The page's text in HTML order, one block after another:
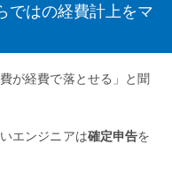
ではの経費計上をマ
が経費で落とせる」と聞
エンジニアは確定申告を